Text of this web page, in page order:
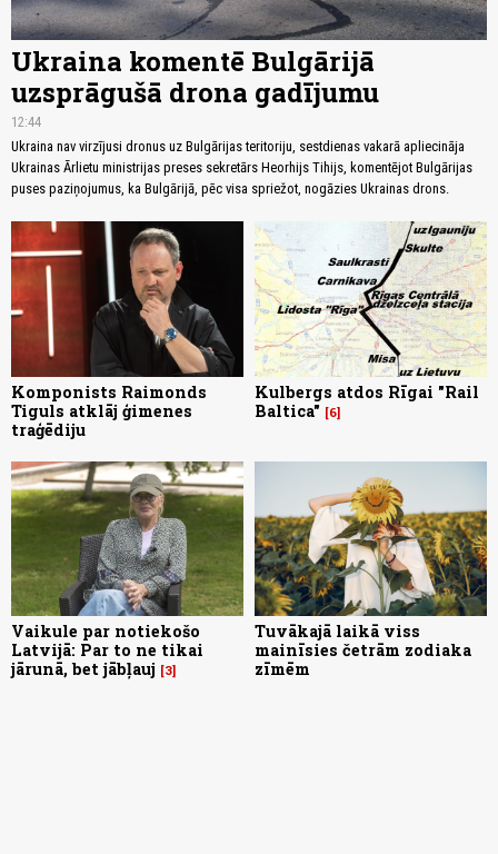
Ukraina komentē Bulgārijā
uzsprāgušā drona gadījumu
12:44
Ukraina nav virzījusi dronus uz Bulgārijas teritoriju, sestdienas vakarā apliecināja
Ukrainas Ārlietu ministrijas preses sekretārs Heorhijs Tihijs, komentējot Bulgārijas
puses paziņojumus, ka Bulgārijā, pēc visa spriežot, nogāzies Ukrainas drons.
Komponists Raimonds
Tiguls atklāj ģimenes
traģēdiju
Kulbergs atdos Rīgai "Rail
Baltica"
6
Vaikule par notiekošo
Latvijā: Par to ne tikai
jārunā, bet jābļauj
3
Tuvākajā laikā viss
mainīsies četrām zodiaka
zīmēm